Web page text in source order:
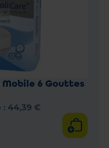
6 Gouttes
: 44,39 €